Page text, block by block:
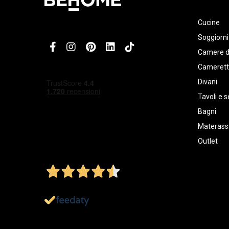
Cucine
Soggiorni
Camere
Divani
Tavoli e
Bagni
Outlet